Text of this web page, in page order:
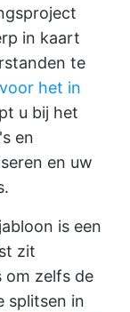
in kaart
te
het in
u bij het
en
en uw
is een
zit
om zelfs de
splitsen in